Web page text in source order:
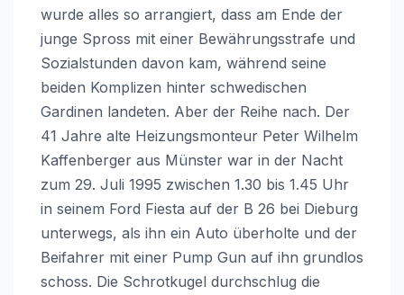
wurde alles so arrangiert, dass am Ende der
junge Spross mit einer Bewährungsstrafe und
Sozialstunden davon kam, während seine
beiden Komplizen hinter schwedischen
Gardinen landeten. Aber der Reihe nach. Der
41 Jahre alte Heizungsmonteur Peter Wilhelm
Kaffenberger aus Münster war in der Nacht
zum 29. Juli 1995 zwischen 1.30 bis 1.45 Uhr
in seinem Ford Fiesta auf der B 26 bei Dieburg
unterwegs, als ihn ein Auto überholte und der
Beifahrer mit einer Pump Gun auf ihn grundlos
schoss. Die Schrotkugel durchschlug die